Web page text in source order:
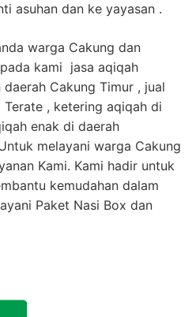
asuhan dan ke yayasan .
warga Cakung dan
kami jasa aqiqah
Cakung Timur , jual
, ketering aqiqah di
enak di daerah
melayani warga Cakung
Kami. Kami hadir untuk
kemudahan dalam
Paket Nasi Box dan